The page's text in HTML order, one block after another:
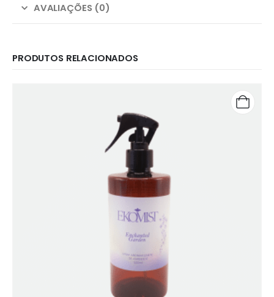
AVALIAÇÕES (0)
PRODUTOS RELACIONADOS